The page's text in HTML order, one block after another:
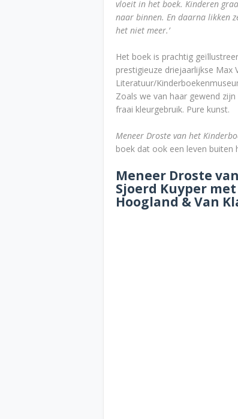
vloeit in het boek. Kinderen
naar binnen. En daarna likken
het niet meer.’
Het boek is prachtig
prestigieuze driejaarlijkse
Literatuur/
Zoals we van haar gewend
fraai kleurgebruik. Pure kunst.
Meneer Droste van het
boek dat ook een leven buiten
Meneer Droste
Sjoerd Kuyper
Hoogland & Van